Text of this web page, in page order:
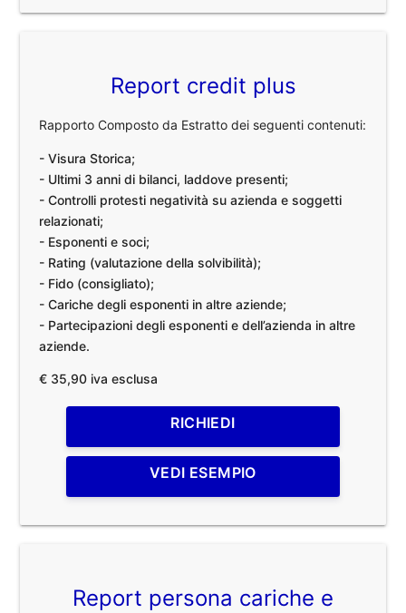
Report credit plus
Rapporto Composto da Estratto dei seguenti contenuti:
- Visura Storica;
- Ultimi 3 anni di bilanci, laddove presenti;
- Controlli protesti negatività su azienda e soggetti
relazionati;
- Esponenti e soci;
- Rating (valutazione della solvibilità);
- Fido (consigliato);
- Cariche degli esponenti in altre aziende;
- Partecipazioni degli esponenti e dell’azienda in altre
aziende.
€ 35,90 iva esclusa
RICHIEDI
VEDI ESEMPIO
Report persona cariche e